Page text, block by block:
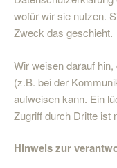
wofür wir sie nutzen.
Zweck das geschieht.
Wir weisen darauf
(z.B. bei der
aufweisen kann. Ein
Zugriff durch Dritte ist
Hinweis zur